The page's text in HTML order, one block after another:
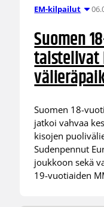
EM-kilpailut
Suomen
taistelivat
Suomen 18-
jatkoi vahvaa
kisojen
Sudenpennut
joukkoon sekä
19-vuotiaiden